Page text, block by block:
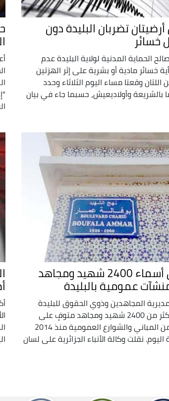
تضربان البليدة دون
خسائر
الحماية المدنية لولاية البليدة عدم
خسائر مادية أو بشرية على إثر الهزتين
اللتان وقعتا مساء اليوم الثلاثاء وحدد
بالشريعة وأولاديعيش، حسبما جاء في بيان
إطلاق أسماء 2400 شهيد ومجاهد
عمومية بالبليدة
المجاهدين وذوي الحقوق للبليدة
أسماء أكثر من 2400 شهيد ومجاهد متوفٍ على
العديد من المباني والشوارع العمومية منذ 2014
اليوم. نقلت وكالة الأنباء الجزائرية على لسان